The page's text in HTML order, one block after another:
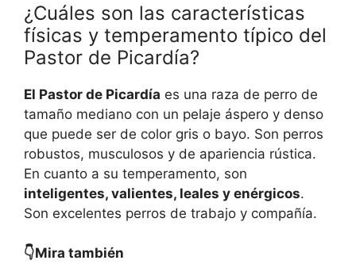
¿Cuáles son las características
físicas y temperamento típico del
Pastor de Picardía?
El Pastor de Picardía es una raza de perro de
tamaño mediano con un pelaje áspero y denso
que puede ser de color gris o bayo. Son perros
robustos, musculosos y de apariencia rústica.
En cuanto a su temperamento, son
inteligentes, valientes, leales y enérgicos.
Son excelentes perros de trabajo y compañía.
👇Mira también